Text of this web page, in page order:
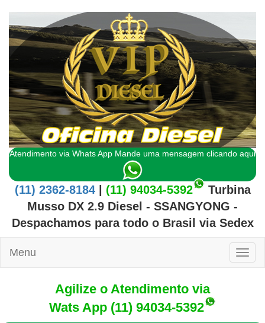
Atendimento via Whats App Mande uma mensagem clicando aqui
(11) 2362-8184| (11) 94034-5392
Turbina
Musso DX 2.9 Diesel - SSANGYONG -
Despachamos para todo o Brasil via Sedex
Menu
Agilize o Atendimento via
Wats App (11) 94034-5392